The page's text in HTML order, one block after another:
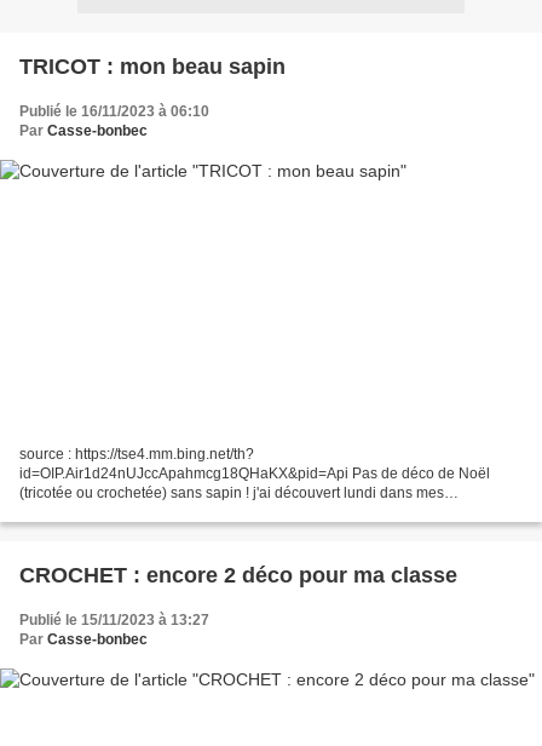
TRICOT : mon beau sapin
Publié le 16/11/2023 à 06:10
Par Casse-bonbec
source : https://tse4.mm.bing.net/th?
id=OIP.Air1d24nUJccApahmcg18QHaKX&pid=Api Pas de déco de Noël
(tricotée ou crochetée) sans sapin ! j'ai découvert lundi dans mes
dans...
CROCHET : encore 2 déco pour ma classe
Publié le 15/11/2023 à 13:27
Par Casse-bonbec